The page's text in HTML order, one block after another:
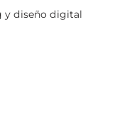
y diseño digital